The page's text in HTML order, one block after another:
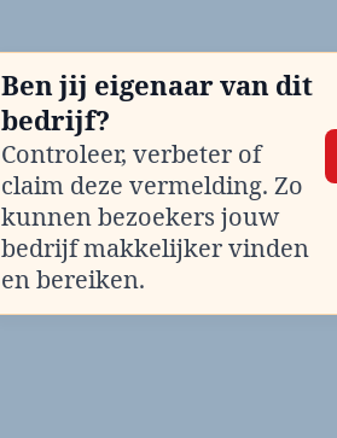
Ben jij eigenaar van dit
bedrijf?
Controleer, verbeter of
claim deze vermelding. Zo
kunnen bezoekers jouw
bedrijf makkelijker vinden
en bereiken.